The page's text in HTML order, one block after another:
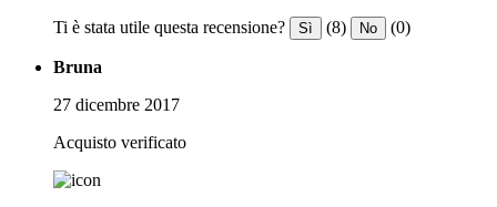
Ti è stata utile questa recensione? Sì (8) No (0)
Bruna
27 dicembre 2017
Acquisto verificato